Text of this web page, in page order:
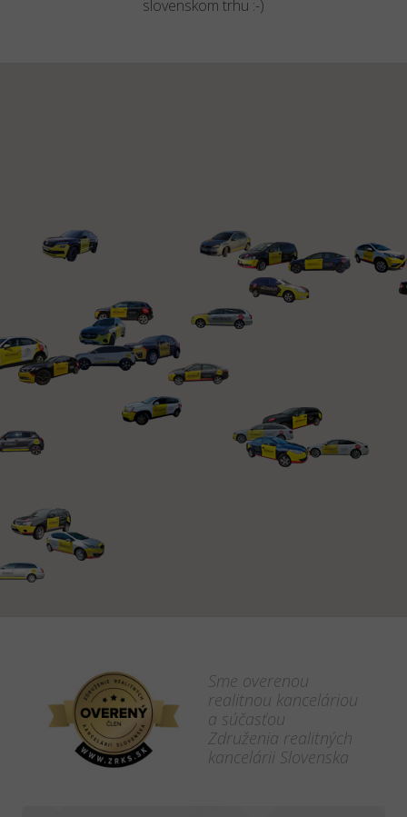
slovenskom trhu :-)
Sme overenou
realitnou kanceláriou
a súčasťou
Združenia realitných
kancelárii Slovenska